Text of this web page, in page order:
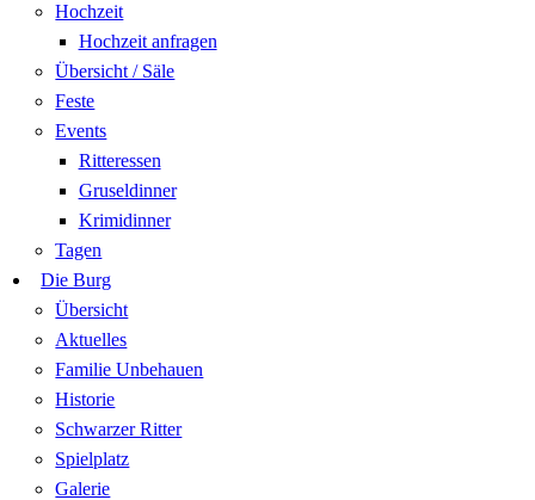
Hochzeit
Hochzeit anfragen
Übersicht / Säle
Feste
Events
Ritteressen
Gruseldinner
Krimidinner
Tagen
Die Burg
Übersicht
Aktuelles
Familie Unbehauen
Historie
Schwarzer Ritter
Spielplatz
Galerie